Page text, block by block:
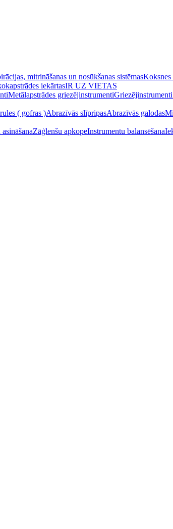
mitrināšanas un nosūkšanas sistēmasKoksnes
iekārtasIR UZ VIETAS
Metālapstrādes griezējinstrumenti
( gofras )Abrazīvās slīpripasAbrazīvās galodas
Zāģlenšu apkopeInstrumentu balansēšana